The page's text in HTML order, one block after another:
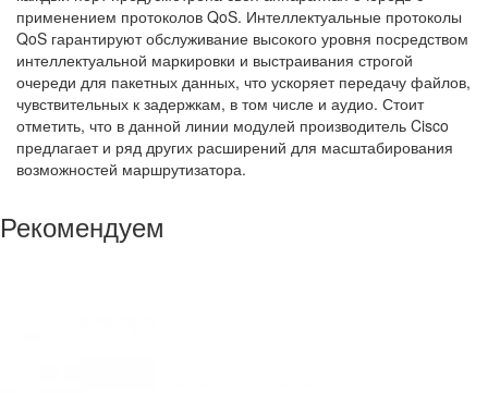
применением протоколов QoS. Интеллектуальные протоколы
QoS гарантируют обслуживание высокого уровня посредством
интеллектуальной маркировки и выстраивания строгой
очереди для пакетных данных, что ускоряет передачу файлов,
чувствительных к задержкам, в том числе и аудио. Стоит
отметить, что в данной линии модулей производитель Cisco
предлагает и ряд других расширений для масштабирования
возможностей маршрутизатора.
Рекомендуем